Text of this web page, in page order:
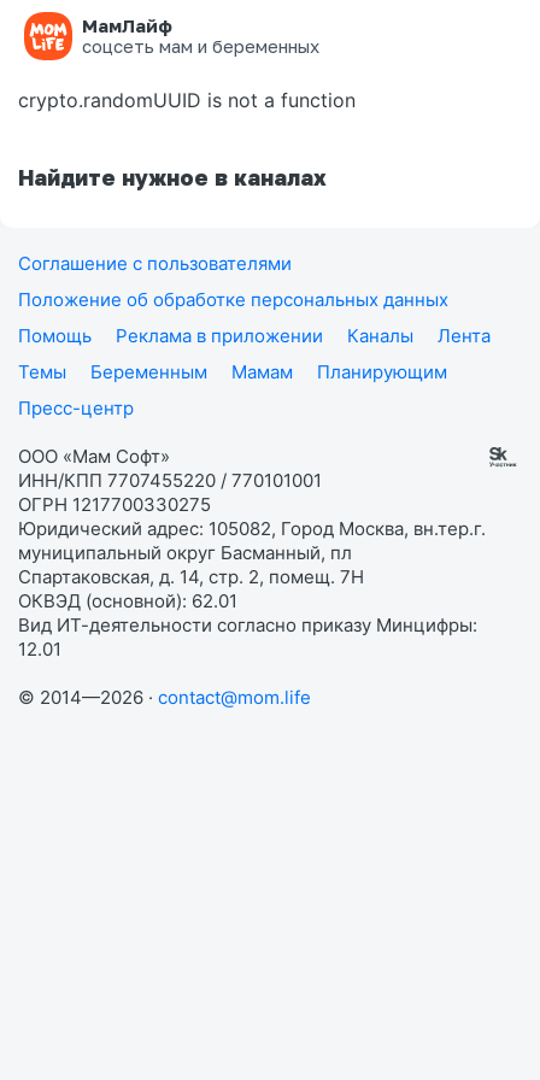
МамЛайф
соцсеть мам и беременных
Ошибка на странице
crypto.randomUUID is not a function
Найдите нужное в каналах
Соглашение с пользователями
Положение об обработке персональных данных
Помощь
Реклама в приложении Каналы
Лента
Темы
Беременным Мамам
Планирующим
Пресс-центр
ООО «Мам Софт»
ИНН/КПП 7707455220 / 770101001
ОГРН 1217700330275
Юридический адрес: 105082, Город Москва, вн.тер.г.
муниципальный округ Басманный, пл
Спартаковская, д. 14, стр. 2, помещ. 7Н
ОКВЭД (основной): 62.01
Вид ИТ-деятельности согласно приказу Минцифры:
12.01
© 2014—2026 · contact@mom.life